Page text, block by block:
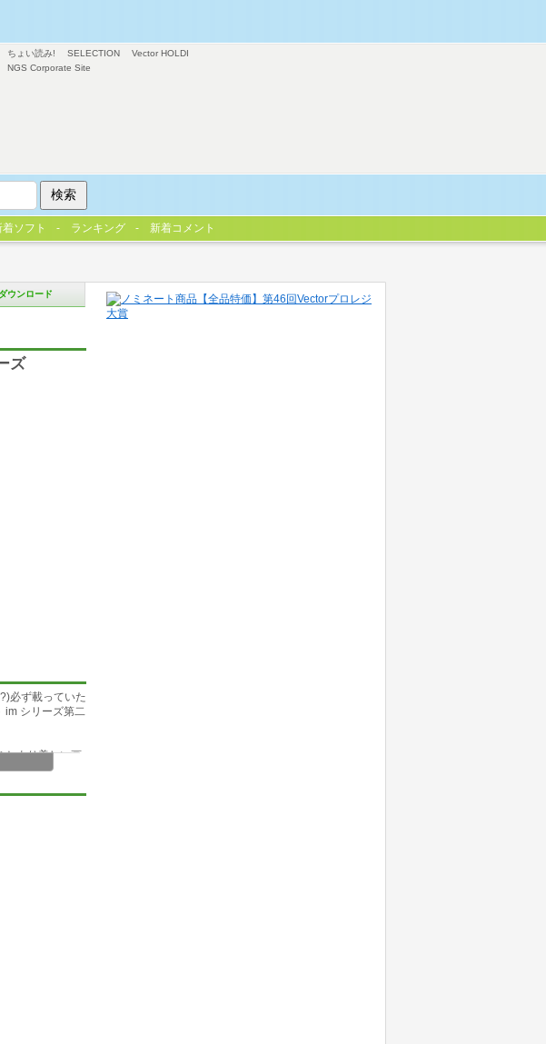
ダウンロード
ズ
必ず載っていた
im シリーズ第二
とより美しい画
ておいてくだ
ちょい読み! SELECTION
Vector HOLDI
NGS Corporate Site
着ソフト ランキング 新着コメント